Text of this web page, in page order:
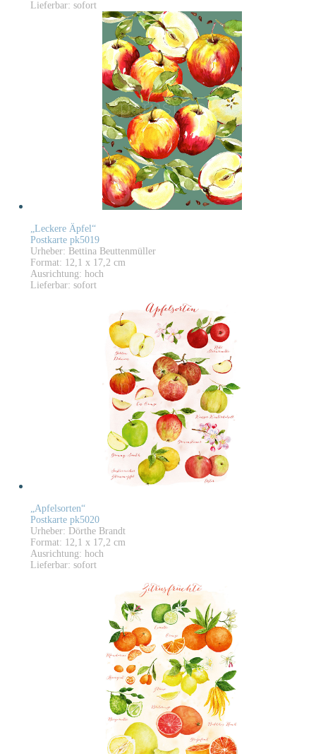
Lieferbar: sofort
„Leckere Äpfel“
Postkarte pk5019
Urheber: Bettina Beuttenmüller
Format: 12,1 x 17,2 cm
Ausrichtung: hoch
Lieferbar: sofort
„Apfelsorten“
Postkarte pk5020
Urheber: Dörthe Brandt
Format: 12,1 x 17,2 cm
Ausrichtung: hoch
Lieferbar: sofort